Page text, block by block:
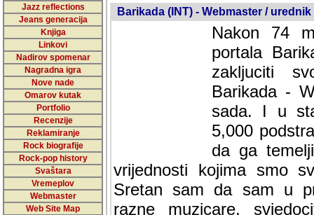
Jazz reflections
Jeans generacija
Knjiga
Linkovi
Nadirov spomenar
Nagradna igra
Nove nade
Omarov kutak
Portfolio
Recenzije
Reklamiranje
Rock biografije
Rock-pop history
Svaštara
Vremeplov
Webmaster
Web Site Map
Barikada (INT) - Webmaster / urednik
Nakon 74
portala
zakljuciti
Barikada -
sada. I u
5,000
da ga
vrijednosti kojima smo
Sretan sam da sam u
muzicare, svjedociti